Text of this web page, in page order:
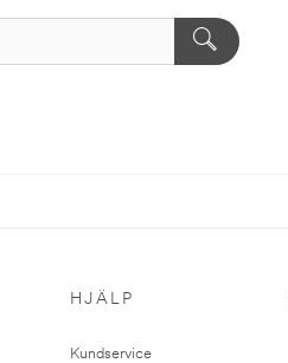
HJÄLP
Kundservice